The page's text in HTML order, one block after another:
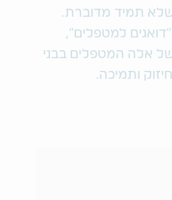
שלא תמיד מדוברת.
למטפלים",
אלה המטפלים בבני
ותמיכה.